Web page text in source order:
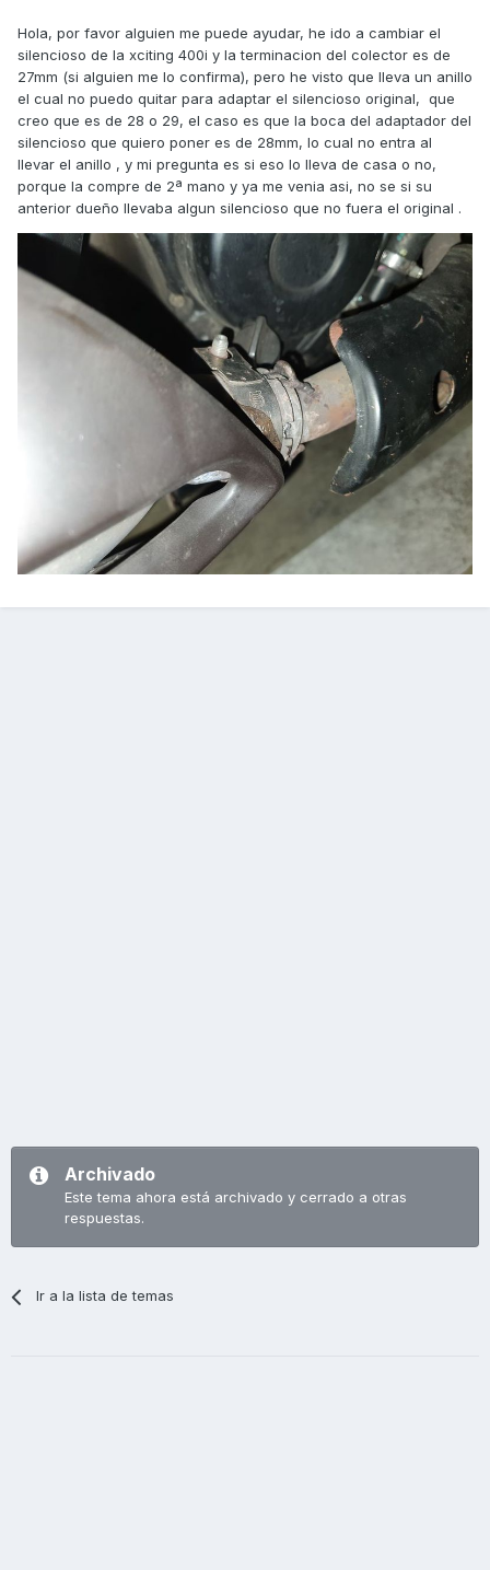
Hola, por favor alguien me puede ayudar, he ido a cambiar el
silencioso de la xciting 400i y la terminacion del colector es de
27mm (si alguien me lo confirma), pero he visto que lleva un anillo
el cual no puedo quitar para adaptar el silencioso original, que
creo que es de 28 o 29, el caso es que la boca del adaptador del
silencioso que quiero poner es de 28mm, lo cual no entra al
llevar el anillo , y mi pregunta es si eso lo lleva de casa o no,
porque la compre de 2ª mano y ya me venia asi, no se si su
anterior dueño llevaba algun silencioso que no fuera el original .
Archivado
Este tema ahora está archivado y cerrado a otras
respuestas.
Ir a la lista de temas